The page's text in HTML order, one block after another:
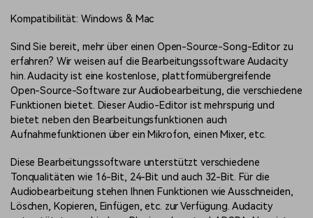
Kompatibilität: Windows & Mac
Sind Sie bereit, mehr über einen Open-Source-Song-Editor zu
erfahren? Wir weisen auf die Bearbeitungssoftware Audacity
hin. Audacity ist eine kostenlose, plattformübergreifende
Open-Source-Software zur Audiobearbeitung, die verschiedene
Funktionen bietet. Dieser Audio-Editor ist mehrspurig und
bietet neben den Bearbeitungsfunktionen auch
Aufnahmefunktionen über ein Mikrofon, einen Mixer, etc.
Diese Bearbeitungssoftware unterstützt verschiedene
Tonqualitäten wie 16-Bit, 24-Bit und auch 32-Bit. Für die
Audiobearbeitung stehen Ihnen Funktionen wie Ausschneiden,
Löschen, Kopieren, Einfügen, etc. zur Verfügung. Audacity